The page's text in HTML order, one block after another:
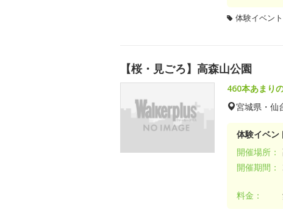
体験イベン
【桜・見ごろ】高森山公園
460本あまり
宮城県・仙
体験イベン
開催場所：
開催期間：
料金：